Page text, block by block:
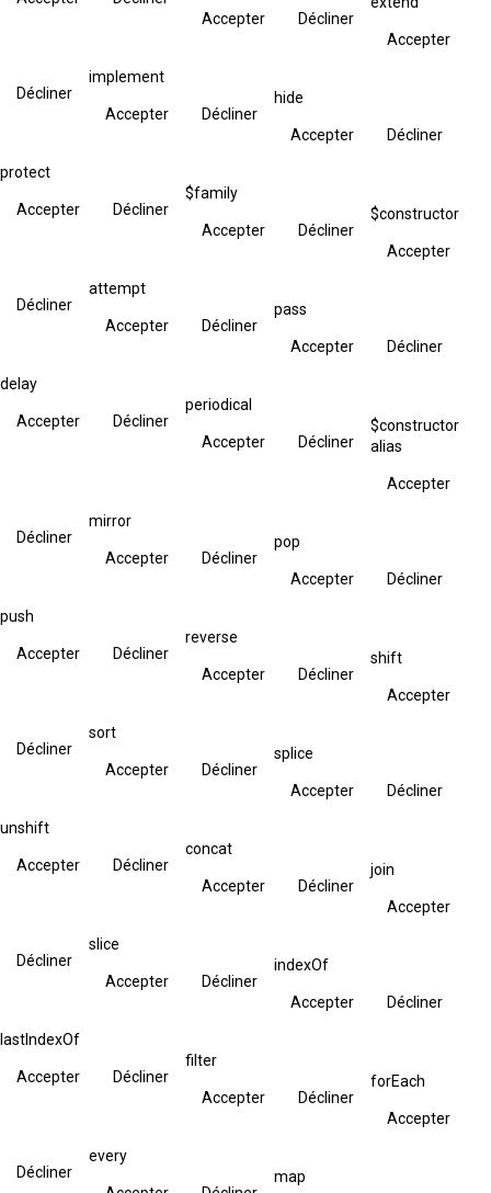
Accepter Décliner
Accepter
Décliner
implement
Accepter Décliner
hide
Accepter Décliner
protect
Accepter Décliner
$family
Accepter Décliner
$constructor
Accepter
Décliner
attempt
Accepter Décliner
pass
Accepter Décliner
delay
Accepter Décliner
periodical
Accepter Décliner
$constructor
alias
Accepter
Décliner
mirror
Accepter Décliner
pop
Accepter Décliner
push
Accepter Décliner
reverse
Accepter Décliner
shift
Accepter
Décliner
sort
Accepter Décliner
splice
Accepter Décliner
unshift
Accepter Décliner
concat
Accepter Décliner
join
Accepter
Décliner
slice
Accepter Décliner
indexOf
Accepter Décliner
lastIndexOf
Accepter Décliner
filter
Accepter Décliner
forEach
Accepter
Décliner
every
map